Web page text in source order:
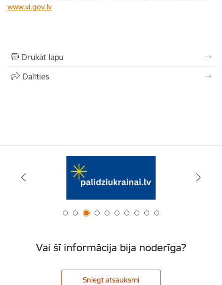
www.vi.gov.lv
Drukāt lapu
Dalīties
Vai šī informācija bija noderīga?
Sniegt atsauksmi